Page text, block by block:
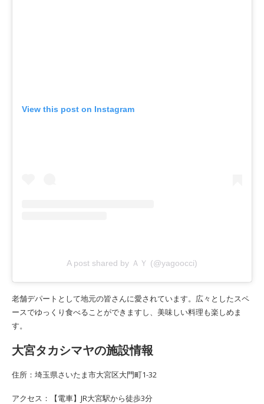
View this post on Instagram
A post shared by ＡＹ (@yagoocci)
老舗デパートとして地元の皆さんに愛されています。広々としたスペ
ースでゆっくり食べることができますし、美味しい料理も楽しめま
す。
大宮タカシマヤの施設情報
住所：埼玉県さいたま市大宮区大門町1-32
アクセス：【電車】JR大宮駅から徒歩3分